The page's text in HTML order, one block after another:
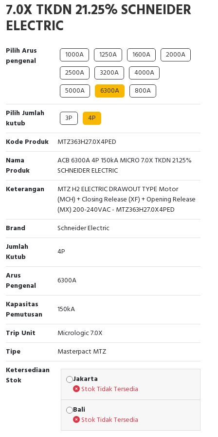
Interactive Flat Panel (IFP)
Extension Power Socket
Vacuum
EcoStruxure Terminal Expert
Pendant / Crane Controller
Panel Kendali
Selector Iluminasi
Flash Buzzers
Potensiometer
Joystick Controller
Foot Switch
Tower Light
Accessories
Exlhoist / Wireless Crane Controller
Cable Operated Switch
Signalling Columns
Safety Sensors
Pressure Switch
Ultrasonic & Rotary Encoder
Limit Switch
Inductive Sensors
Photoelectric
Terminal Block
Engsel / Hinge
Industrial Plug & Socket
MCB Box
Motion Sensors
Accessories
Accessories Elektrikal
Panel Box
Inverter
FRENIC
Electric Motor
Testers
Compact Data Loggers
Field Measuring
7.0X TKDN 21.25% SCHNEIDER
ELECTRIC
Pilih Arus
pengenal
1000A 1250A 1600A
2000A
2500A
3200A
4000A
5000A
6300A
800A
Pilih Jumlah
kutub
3P 4P
Kode Produk
MTZ363H27.0X4PED
Nama
Produk
ACB 6300A 4P 150kA MICRO 7.0X TKDN 21.25%
SCHNEIDER ELECTRIC
Keterangan
MTZ H2 ELECTRIC DRAWOUT TYPE Motor
(MCH) + Closing Release (XF) + Opening Release
(MX) 200-240VAC - MTZ363H27.0X4PED
Brand
Schneider Electric
Jumlah
Kutub
4P
Arus
Pengenal
6300A
Kapasitas
Pemutusan
150kA
Trip Unit
Micrologic 7.0X
Tipe
Masterpact MTZ
Ketersediaan
Stok
Jakarta
Stok Tidak Tersedia
Bali
Stok Tidak Tersedia